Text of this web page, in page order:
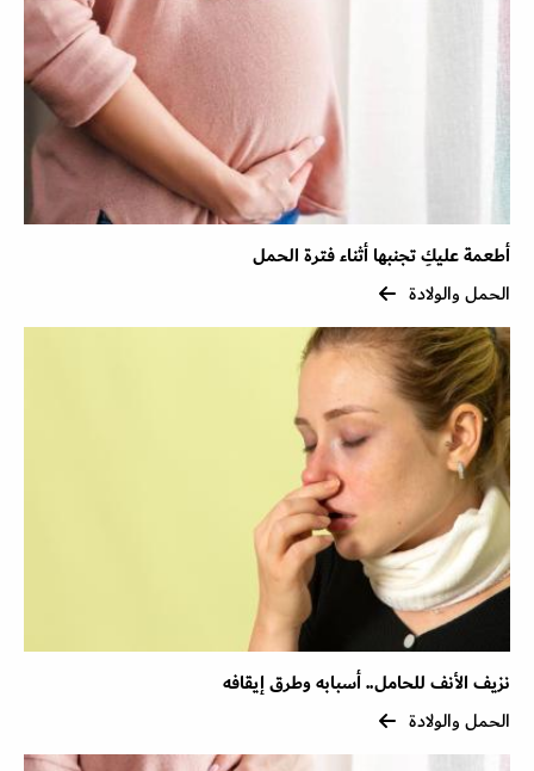
أطعمة عليكِ تجنبها أثناء فترة الحمل
الحمل والولادة
نزيف الأنف للحامل.. أسبابه وطرق إيقافه
الحمل والولادة